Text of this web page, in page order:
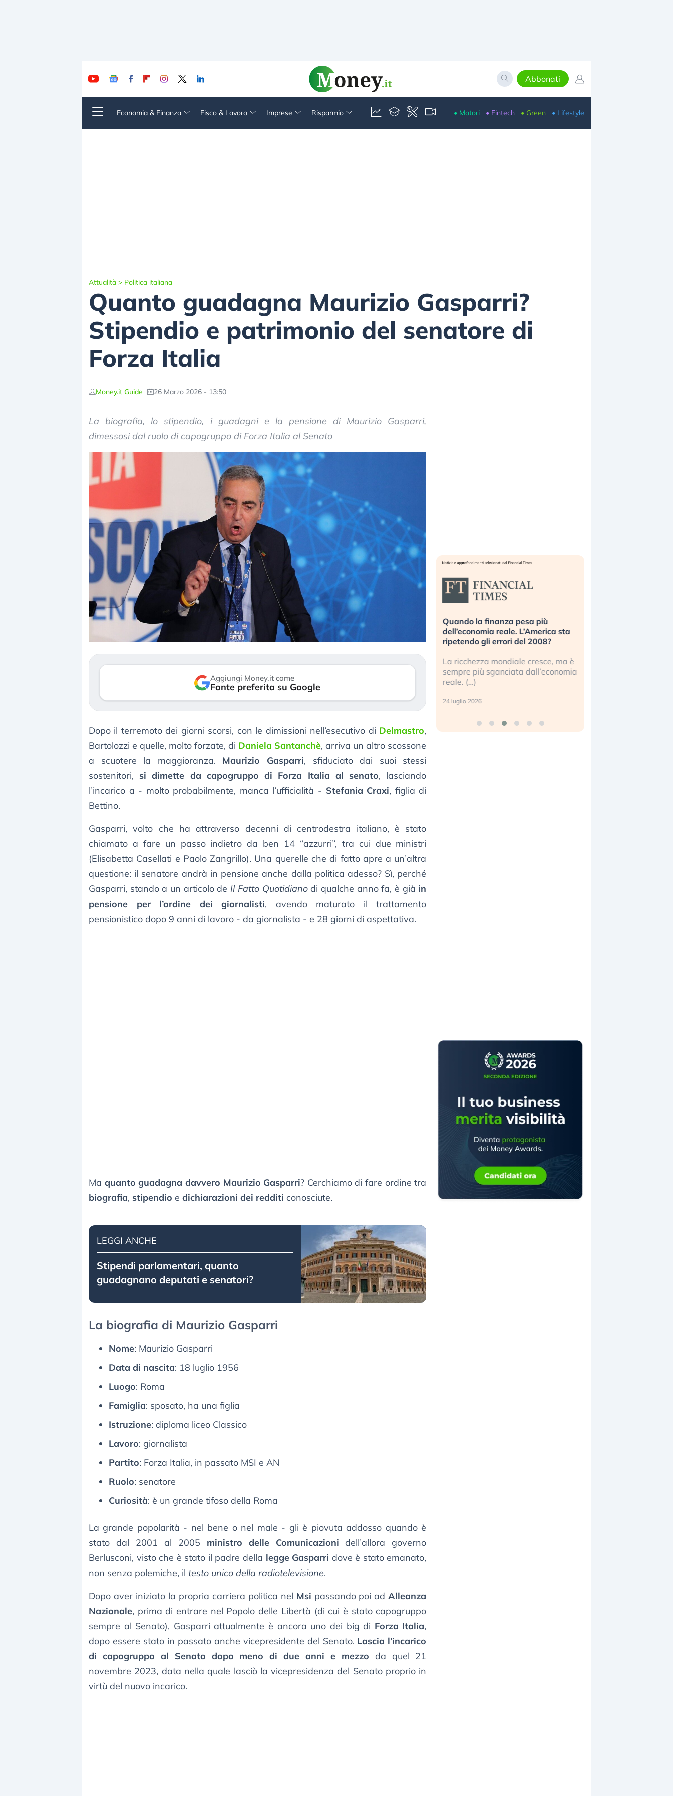
Abbonati
Economia & Finanza Fisco & Lavoro Imprese Risparmio • Motori • Fintech • Green • Lifestyle
Attualità > Politica italiana
Quanto guadagna Maurizio Gasparri?
Stipendio e patrimonio del senatore di
Forza Italia
Money.it Guide 26 Marzo 2026 - 13:50
La biografia, lo stipendio, i guadagni e la pensione di Maurizio Gasparri,
dimessosi dal ruolo di capogruppo di Forza Italia al Senato
Aggiungi Money.it come
Fonte preferita su Google
Dopo il terremoto dei giorni scorsi, con le dimissioni nell’esecutivo di Delmastro,
Bartolozzi e quelle, molto forzate, di Daniela Santanchè, arriva un altro scossone
a scuotere la maggioranza. Maurizio Gasparri, sfiduciato dai suoi stessi
sostenitori, si dimette da capogruppo di Forza Italia al senato, lasciando
l’incarico a - molto probabilmente, manca l’ufficialità - Stefania Craxi, figlia di
Bettino.
Gasparri, volto che ha attraverso decenni di centrodestra italiano, è stato
chiamato a fare un passo indietro da ben 14 “azzurri”, tra cui due ministri
(Elisabetta Casellati e Paolo Zangrillo). Una querelle che di fatto apre a un’altra
questione: il senatore andrà in pensione anche dalla politica adesso? Sì, perché
Gasparri, stando a un articolo de Il Fatto Quotidianodi qualche anno fa, è già in
pensione per l’ordine dei giornalisti, avendo maturato il trattamento
pensionistico dopo 9 anni di lavoro - da giornalista - e 28 giorni di aspettativa.
Ma quanto guadagna davvero Maurizio Gasparri? Cerchiamo di fare ordine tra
biografia, stipendio e dichiarazioni dei redditi conosciute.
LEGGI ANCHE
Stipendi parlamentari, quanto
guadagnano deputati e senatori?
La biografia di Maurizio Gasparri
Nome: Maurizio Gasparri
Data di nascita: 18 luglio 1956
Luogo: Roma
Famiglia: sposato, ha una figlia
Istruzione: diploma liceo Classico
Lavoro: giornalista
Partito: Forza Italia, in passato MSI e AN
Ruolo: senatore
Curiosità: è un grande tifoso della Roma
La grande popolarità - nel bene o nel male - gli è piovuta addosso quando è
stato dal 2001 al 2005 ministro delle Comunicazioni dell’allora governo
Berlusconi, visto che è stato il padre della legge Gasparri dove è stato emanato,
non senza polemiche, il testo unico della radiotelevisione.
Dopo aver iniziato la propria carriera politica nel Msi passando poi adAlleanza
Nazionale, prima di entrare nel Popolo delle Libertà (di cui è stato capogruppo
sempre al Senato), Gasparri attualmente è ancora uno dei big di Forza Italia,
dopo essere stato in passato anche vicepresidente del Senato. Lascia l’incarico
di capogruppo al Senato dopo meno di due anni e mezzo da quel 21
novembre 2023, data nella quale lasciò la vicepresidenza del Senato proprio in
virtù del nuovo incarico.
Dalle valutazioni estreme alla
correzione. Cosa sta guidando il
repricing degli asset?
3 agosto 2026
«La mia vita è rovinata». Investitori
in preda al panico dopo lo scoppio
della bolla AI
Kospi, mentre gli investitori retail (…)
30 luglio 2026
Quando la finanza pesa più
dell’economia reale. L’America sta
ripetendo gli errori del 2008?
La ricchezza mondiale cresce, ma è
sempre più sganciata dall’economia
reale. (…)
24 luglio 2026